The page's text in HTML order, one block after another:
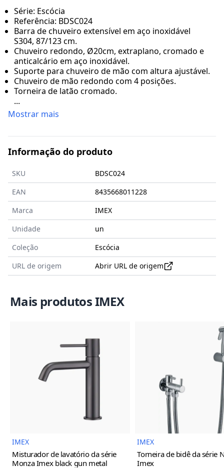
Série: Escócia
Referência: BDSC024
Barra de chuveiro extensível em aço inoxidável
S304, 87/123 cm.
Chuveiro redondo, Ø20cm, extraplano, cromado e
anticalcário em aço inoxidável.
Suporte para chuveiro de mão com altura ajustável.
Chuveiro de mão redondo com 4 posições.
Torneira de latão cromado.
...
Mostrar mais
Informação do produto
SKU
BDSC024
EAN
8435668011228
Marca
IMEX
Unidade
un
Coleção
Escócia
URL de origem
Abrir URL de origem
Mais produtos IMEX
IMEX
Misturador de lavatório da série
Monza Imex black gun metal
IMEX
Torneira de bidê da série
Imex